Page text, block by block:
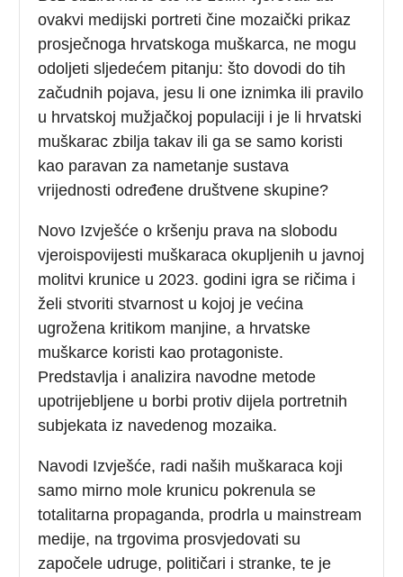
ovakvi medijski portreti čine mozaički prikaz
prosječnoga hrvatskoga muškarca, ne mogu
odoljeti sljedećem pitanju: što dovodi do tih
začudnih pojava, jesu li one iznimka ili pravilo
u hrvatskoj mužjačkoj populaciji i je li hrvatski
muškarac zbilja takav ili ga se samo koristi
kao paravan za nametanje sustava
vrijednosti određene društvene skupine?
Novo Izvješće o kršenju prava na slobodu
vjeroispovijesti muškaraca okupljenih u javnoj
molitvi krunice u 2023. godini igra se ričima i
želi stvoriti stvarnost u kojoj je većina
ugrožena kritikom manjine, a hrvatske
muškarce koristi kao protagoniste.
Predstavlja i analizira navodne metode
upotrijebljene u borbi protiv dijela portretnih
subjekata iz navedenog mozaika.
Navodi Izvješće, radi naših muškaraca koji
samo mirno mole krunicu pokrenula se
totalitarna propaganda, prodrla u mainstream
medije, na trgovima prosvjedovati su
započele udruge, političari i stranke, te je